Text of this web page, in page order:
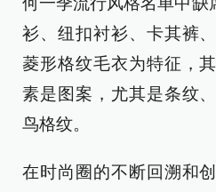
衫、纽扣衬衫、卡其裤
菱形格纹毛衣为特征，
素是图案，尤其是条纹
鸟格纹。
在时尚圈的不断回溯和